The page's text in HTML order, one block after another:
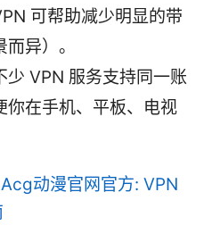
可帮助减少明显的带
异）。
少 VPN 服务支持同一账
你在手机、平板、电视
Acg动漫官网官方: VPN